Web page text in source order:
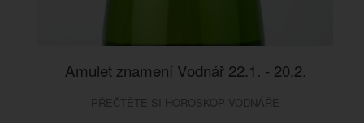
Amulet znamení Vodnář 22.1. - 20.2.
PŘEČTĚTE SI HOROSKOP VODNÁŘE